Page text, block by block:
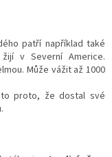
patří například také
v Severní Americe.
Může vážit až 1000
to proto, že dostal své